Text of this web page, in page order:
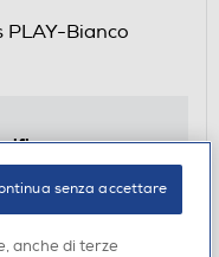
Bianco
anche di terze
senza accettare